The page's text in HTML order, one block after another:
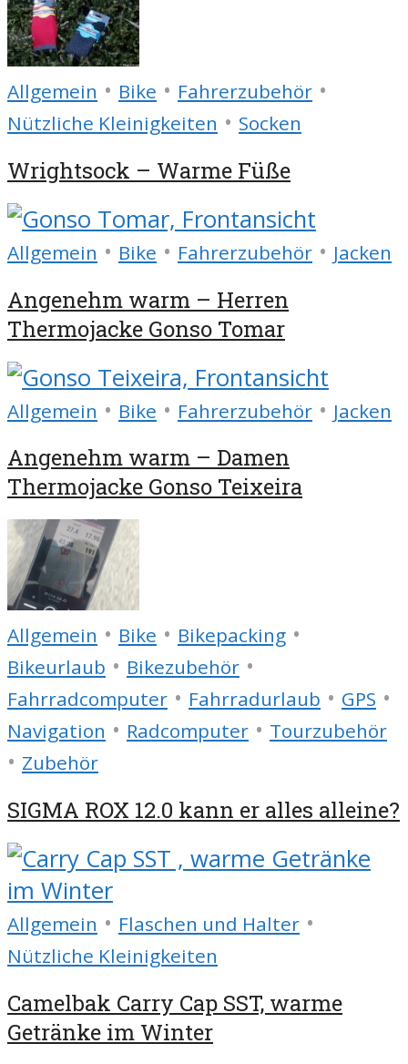
Allgemein • Bike • Fahrerzubehör •
Nützliche Kleinigkeiten • Socken
Wrightsock – Warme Füße
Allgemein • Bike • Fahrerzubehör • Jacken
Angenehm warm – Herren
Thermojacke Gonso Tomar
Allgemein • Bike • Fahrerzubehör • Jacken
Angenehm warm – Damen
Thermojacke Gonso Teixeira
Allgemein • Bike • Bikepacking •
Bikeurlaub • Bikezubehör •
Fahrradcomputer • Fahrradurlaub • GPS •
Navigation • Radcomputer • Tourzubehör
• Zubehör
SIGMA ROX 12.0 kann er alles alleine?
Allgemein • Flaschen und Halter •
Nützliche Kleinigkeiten
Camelbak Carry Cap SST, warme
Getränke im Winter